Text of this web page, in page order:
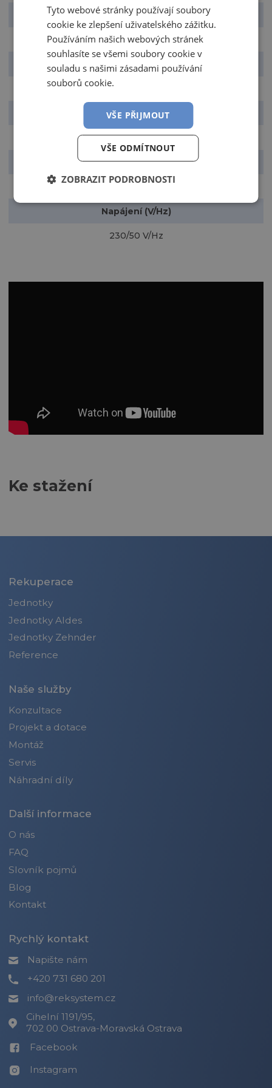
Integrovaný By-pass
ano (modulovaně)
Montáž
stěna; podlaha, s podstavcem
Rozměry (š × v × d) (mm)
725 x 810 x 570
Hmotnost (kg)
50 kg
Napájení (V/Hz)
230/50 V/Hz
Ke stažení
Rekuperace
Jednotky
Jednotky Aldes
Jednotky Zehnder
Reference
Naše služby
Konzultace
Projekt a dotace
Montáž
Servis
Náhradní díly
Další informace
O nás
FAQ
Slovník pojmů
Blog
Kontakt
Rychlý kontakt
Napište nám
+420 731 680 201
info@reksystem.cz
Cihelní 1191/95,
702 00 Ostrava-Moravská Ostrava
Facebook
Instagram
Tyto webové stránky používají soubory
cookie ke zlepšení uživatelského zážitku.
Používáním našich webových stránek
souhlasíte se všemi soubory cookie v
souladu s našimi zásadami používání
souborů cookie.
VŠE PŘIJMOUT
VŠE ODMÍTNOUT
ZOBRAZIT PODROBNOSTI